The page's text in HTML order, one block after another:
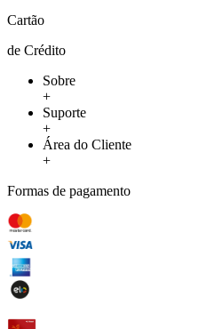
Cartão
de Crédito
Sobre
+
Suporte
+
Área do Cliente
+
Formas de pagamento